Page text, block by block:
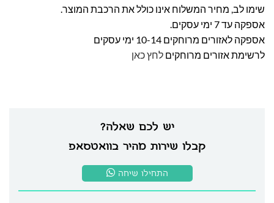
יש לכם שאלה?
קבלו שירות מהיר בוואטסאפ
התחילו שיחה
שימו לב, מחיר המשלוח אינו כולל את הרכבת המוצר.
אספקה עד 7 ימי עסקים.
אספקה לאזורים מרוחקים 10-14 ימי עסקים
לרשימת אזורים מרוחקים לחץ כאן